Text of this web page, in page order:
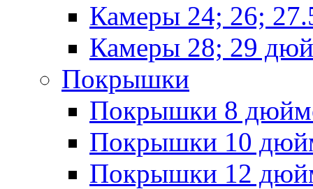
Камеры 24; 26;
Камеры 28; 29
Покрышки
Покрышки 8
Покрышки 10
Покрышки 12